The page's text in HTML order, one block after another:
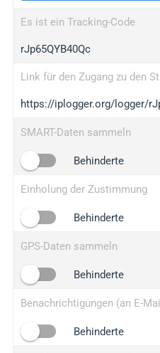
wl.gl
ed.tc
bc.ax
iplogger.com
maper.info
2no.co
yip.su
iplogger.info
Es ist ein Tracking-Code
rJp65QYB40Qc
Link für den Zugang zu den
https://iplogger.org/logger/
SMART-Daten sammeln
Behinderte
Einholung der Zustimmung
Behinderte
GPS-Daten sammeln
Behinderte
Benachrichtigungen (an E-
Behinderte